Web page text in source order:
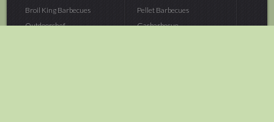
Broil King Barbecues
Outdoorchef...
Pellet Barbecues
Gasbarbecue